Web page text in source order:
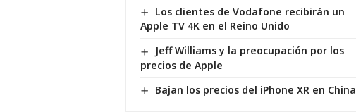
Los clientes de Vodafone recibirán un
Apple TV 4K en el Reino Unido
Jeff Williams y la preocupación por los
precios de Apple
Bajan los precios del iPhone XR en China